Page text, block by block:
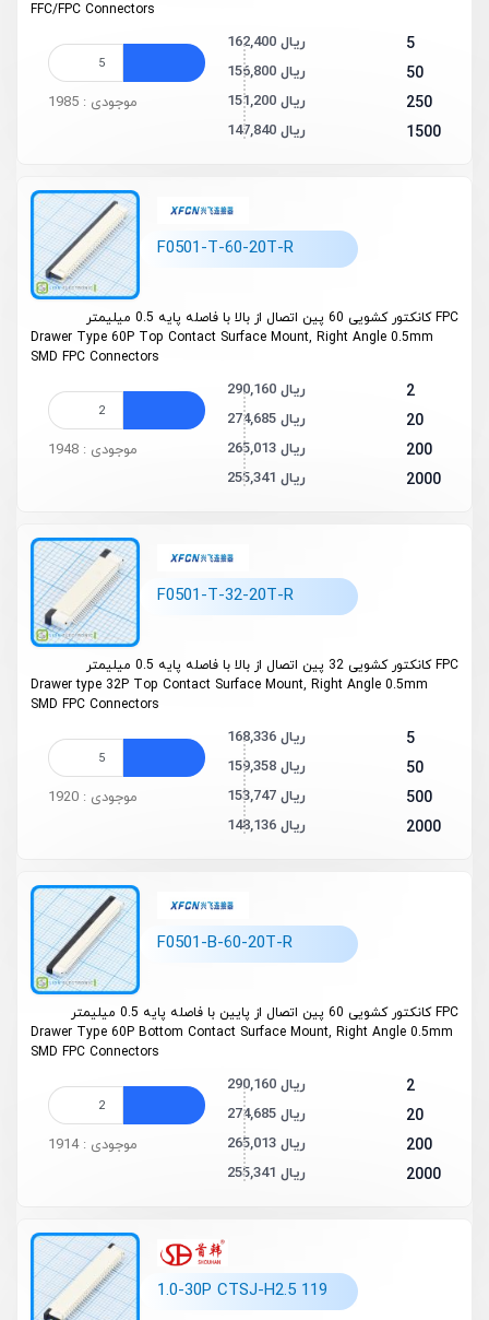
FFC/FPC Connectors
5 162,400 ریال
50 156,800 ریال
250 151,200 ریال
1500 147,840 ریال
موجودی : 1985
F0501-T-60-20T-R
FPC کانکتور کشویی 60 پین اتصال از بالا با فاصله پایه 0.5 میلیمتر
Drawer Type 60P Top Contact Surface Mount, Right Angle 0.5mm
SMD FPC Connectors
2 290,160 ریال
20 274,685 ریال
200 265,013 ریال
2000 255,341 ریال
موجودی : 1948
F0501-T-32-20T-R
FPC کانکتور کشویی 32 پین اتصال از بالا با فاصله پایه 0.5 میلیمتر
Drawer type 32P Top Contact Surface Mount, Right Angle 0.5mm
SMD FPC Connectors
5 168,336 ریال
50 159,358 ریال
500 153,747 ریال
2000 148,136 ریال
موجودی : 1920
F0501-B-60-20T-R
FPC کانکتور کشویی 60 پین اتصال از پایین با فاصله پایه 0.5 میلیمتر
Drawer Type 60P Bottom Contact Surface Mount, Right Angle 0.5mm
SMD FPC Connectors
2 290,160 ریال
20 274,685 ریال
200 265,013 ریال
2000 255,341 ریال
موجودی : 1914
1.0-30P CTSJ-H2.5 119